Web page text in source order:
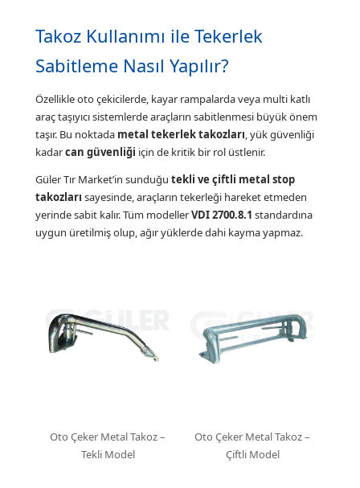
Takoz Kullanımı ile Tekerlek
Sabitleme Nasıl Yapılır?
Özellikle oto çekicilerde, kayar rampalarda veya multi katlı
araç taşıyıcı sistemlerde araçların sabitlenmesi büyük önem
taşır. Bu noktada metal tekerlek takozları, yük güvenliği
kadarcan güvenliği için de kritik bir rol üstlenir.
Güler Tır Market’in sunduğu tekli ve çiftli metal stop
takozları sayesinde, araçların tekerleği hareket etmeden
yerinde sabit kalır. Tüm modellerVDI 2700.8.1 standardına
uygun üretilmiş olup, ağır yüklerde dahi kayma yapmaz.
Oto Çeker Metal Takoz –
Tekli Model
Oto Çeker Metal Takoz –
Çiftli Model